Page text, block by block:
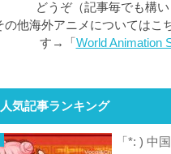
どうぞ（記事毎でも構い
の他海外アニメについてはこ
す→「 World Animation
人気記事ランキング
「*: ) 中